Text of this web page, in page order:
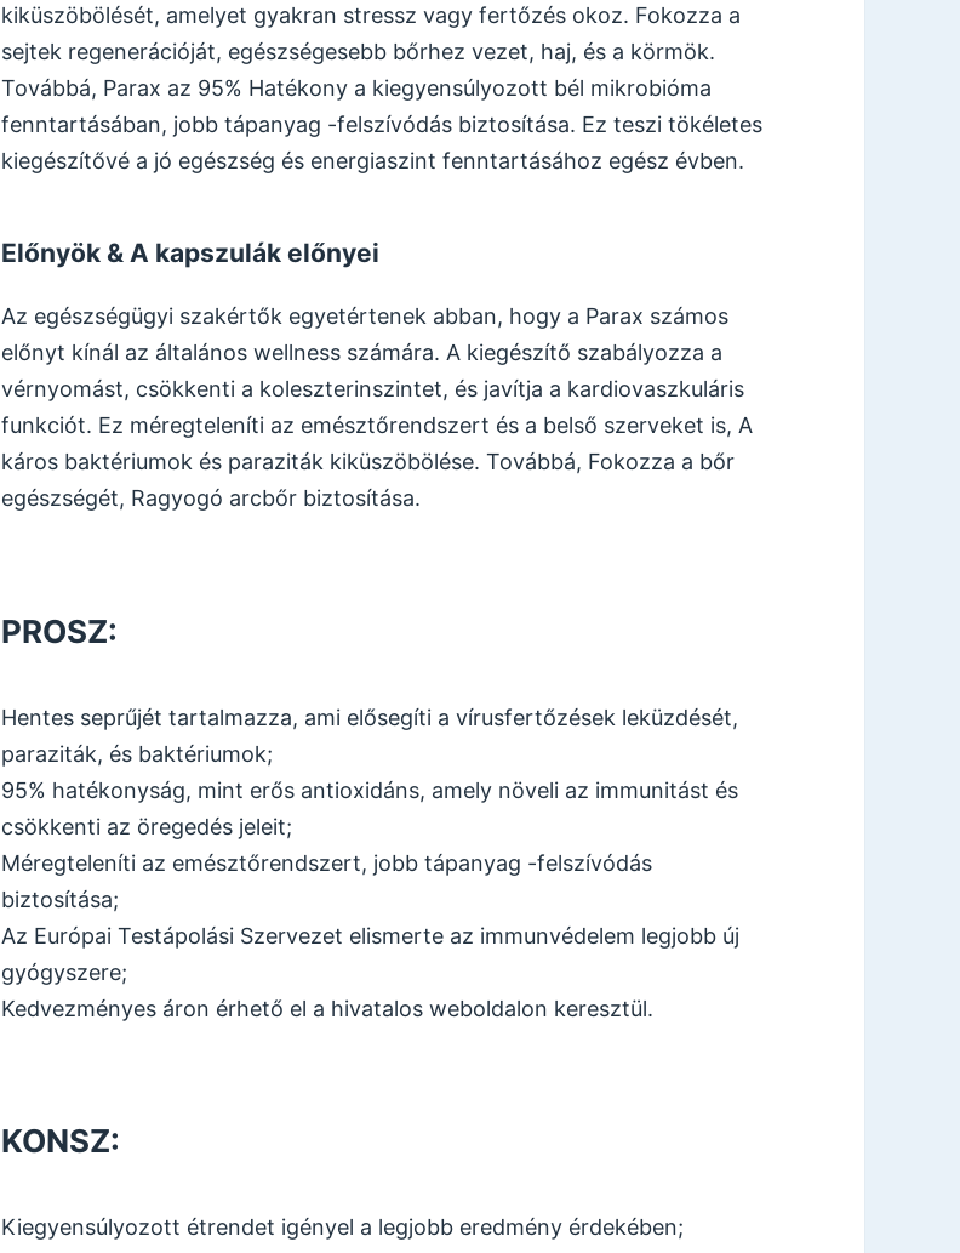
kiküszöbölését, amelyet gyakran stressz vagy fertőzés okoz. Fokozza a
sejtek regenerációját, egészségesebb bőrhez vezet, haj, és a körmök.
Továbbá, Parax az 95% Hatékony a kiegyensúlyozott bél mikrobióma
fenntartásában, jobb tápanyag -felszívódás biztosítása. Ez teszi tökéletes
kiegészítővé a jó egészség és energiaszint fenntartásához egész évben.
Előnyök & A kapszulák előnyei
Az egészségügyi szakértők egyetértenek abban, hogy a Parax számos
előnyt kínál az általános wellness számára. A kiegészítő szabályozza a
vérnyomást, csökkenti a koleszterinszintet, és javítja a kardiovaszkuláris
funkciót. Ez méregteleníti az emésztőrendszert és a belső szerveket is, A
káros baktériumok és paraziták kiküszöbölése. Továbbá, Fokozza a bőr
egészségét, Ragyogó arcbőr biztosítása.
PROSZ:
Hentes seprűjét tartalmazza, ami elősegíti a vírusfertőzések leküzdését,
paraziták, és baktériumok;
95% hatékonyság, mint erős antioxidáns, amely növeli az immunitást és
csökkenti az öregedés jeleit;
Méregteleníti az emésztőrendszert, jobb tápanyag -felszívódás
biztosítása;
Az Európai Testápolási Szervezet elismerte az immunvédelem legjobb új
gyógyszere;
Kedvezményes áron érhető el a hivatalos weboldalon keresztül.
KONSZ:
Kiegyensúlyozott étrendet igényel a legjobb eredmény érdekében;